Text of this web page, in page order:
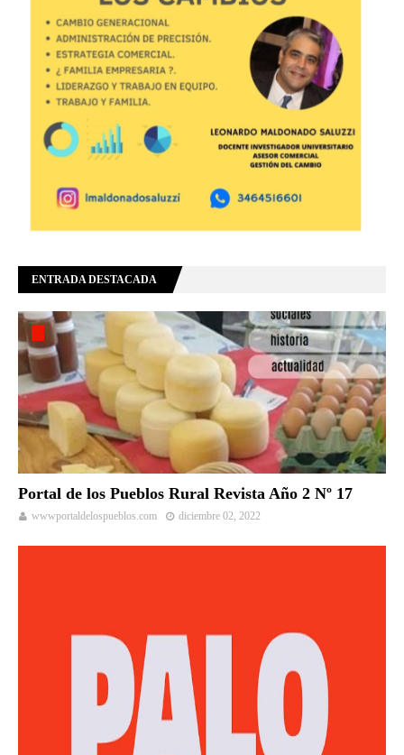
ENTRADA DESTACADA
Portal de los Pueblos Rural Revista Año 2 Nº 17
wwwportaldelospueblos.com diciembre 02, 2022